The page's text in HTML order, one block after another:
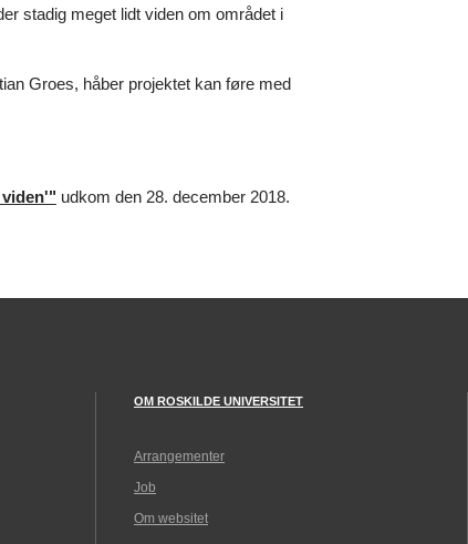
stadig meget lidt viden om området i
Groes, håber projektet kan føre med
udkom den 28. december 2018.
OM ROSKILDE UNIVERSITET
Arrangementer
Job
Om websitet